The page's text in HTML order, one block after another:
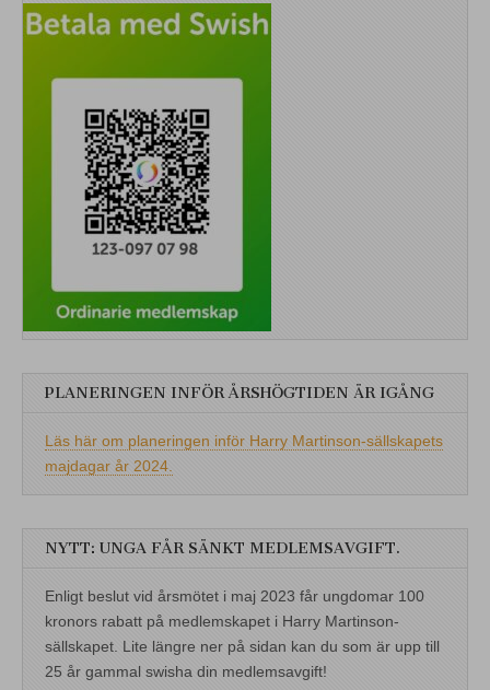
PLANERINGEN INFÖR ÅRSHÖGTIDEN ÄR IGÅNG
Läs här om planeringen inför Harry Martinson-sällskapets
majdagar år 2024.
NYTT: UNGA FÅR SÄNKT MEDLEMSAVGIFT.
Enligt beslut vid årsmötet i maj 2023 får ungdomar 100
kronors rabatt på medlemskapet i Harry Martinson-
sällskapet. Lite längre ner på sidan kan du som är upp till
25 år gammal swisha din medlemsavgift!